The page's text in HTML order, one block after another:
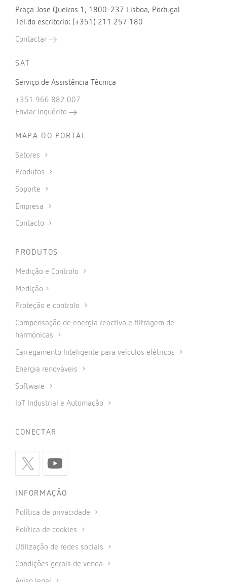
Praça Jose Queiros 1, 1800-237 Lisboa, Portugal
Tel.do escritorio: (+351) 211 257 180
Contactar
SAT
Serviço de Assistência Técnica
+351 966 882 007
Enviar inquérito
MAPA DO PORTAL
Setores
Produtos
Soporte
Empresa
Contacto
PRODUTOS
Medição e Controlo
Medição
Proteção e controlo
Compensação de energia reactiva e filtragem de
harmónicas
Carregamento Inteligente para veículos elétricos
Energia renováveis
Software
IoT Industrial e Automação
CONECTAR
INFORMAÇÃO
Política de privacidade
Política de cookies
Utilização de redes sociais
Condições gerais de venda